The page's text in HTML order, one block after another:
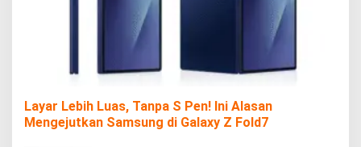
Layar Lebih Luas, Tanpa S Pen! Ini Alasan
Mengejutkan Samsung di Galaxy Z Fold7